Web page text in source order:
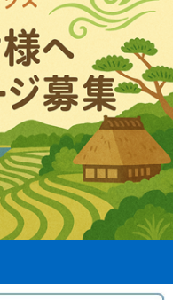
） 今日の白米千枚田